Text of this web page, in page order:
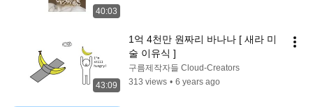
40:03
43:09
1억 4천만 원짜리 바나나 [ 새라 미
술 이유식 ]
구름제작자들 Cloud-Creators
313 views • 6 years ago